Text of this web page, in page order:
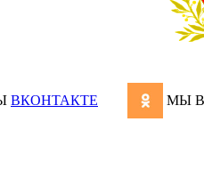
ВКОНТАКТЕ МЫ